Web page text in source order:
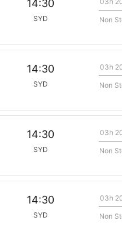
Non
14:30
SYD
03h
Non
14:30
SYD
03h
Non
14:30
SYD
03h
Non
14:30
SYD